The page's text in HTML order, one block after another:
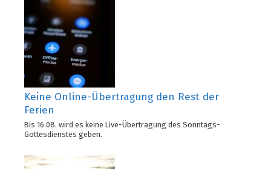
Keine Online-Übertragung den Rest der
Ferien
Bis 16.08. wird es keine Live-Übertragung des Sonntags-
Gottesdienstes geben.